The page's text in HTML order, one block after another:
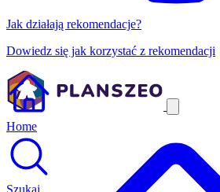
Jak działają rekomendacje?
Dowiedz się jak korzystać z rekomendacji
Home
Szukaj